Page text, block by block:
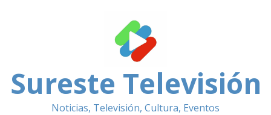
Sureste Televisión
Noticias, Televisión, Cultura, Eventos